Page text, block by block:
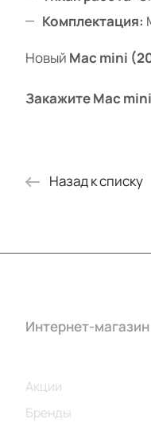
Комплектация:
Новый Mac mini
Закажите Mac
Назад к списку
Интернет-магазин
Акции
Бренды